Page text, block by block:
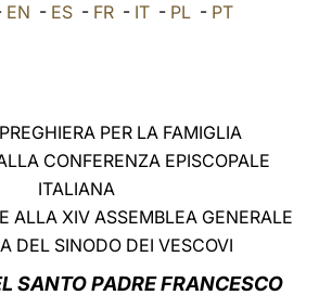
العربيّة EN - ES - FR - IT - PL - PT
PER LA FAMIGLIA
CONFERENZA EPISCOPALE
ITALIANA
ALLA XIV ASSEMBLEA GENERALE
DEL SINODO DEI VESCOVI
SANTO PADRE FRANCESCO